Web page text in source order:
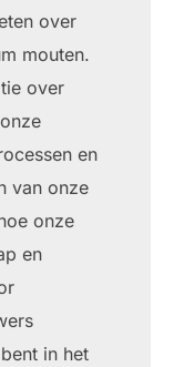
over
mouten.
over
en
van onze
onze
en
in het